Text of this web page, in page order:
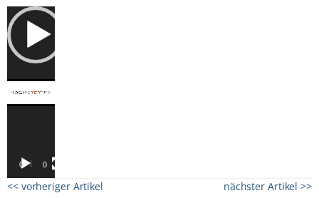
Video-
Player
00:00 01:04
<< vorheriger Artikel nächster Artikel >>